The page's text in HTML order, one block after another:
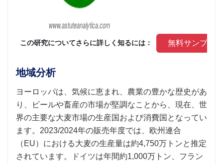
この研究についてさらに詳しく知るには： 無料サンプル
地域分析
ヨーロッパは、気候に恵まれ、農業の豊かな歴史があ
り、ビールや畜産の市場が堅調なことから、現在、世
界の主要な大麦市場の生産国および消費国となってい
ます。2023/2024年の販売年度では、欧州連合
（EU）における大麦の生産量は約4,750万トンと推定
されています。ドイツは年間約1,000万トン、フラン